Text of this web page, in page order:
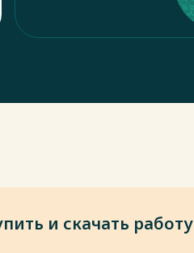
и скачать работу